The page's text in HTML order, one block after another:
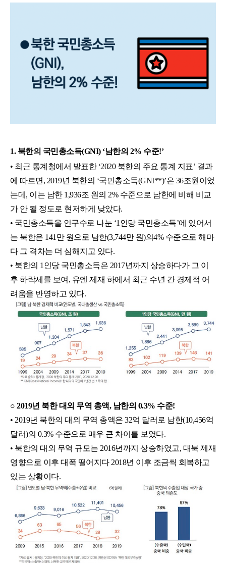
1. 북한의 국민총소득(GNI) ‘남한의 2% 수준!’
• 최근 통계청에서 발표한 ‘2020 북한의 주요 통계 지표’ 결과
에 따르면, 2019년 북한의 ‘국민총소득(GNI**)’은 36조원이었
는데, 이는 남한 1,936조 원의 2% 수준으로 남한에 비해 비교
가 안 될 정도로 현저하게 낮았다.
• 국민총소득을 인구수로 나눈 ‘1인당 국민총소득’에 있어서
는 북한은 141만 원으로 남한(3,744만 원)의4% 수준으로 해마
다 그 격차는 더 심해지고 있다.
• 북한의 1인당 국민총소득은 2017년까지 상승하다가 그 이
후 하락세를 보여, 유엔 제재 하에서 최근 수년 간 경제적 어
려움을 반영하고 있다.
○ 2019년 북한 대외 무역 총액, 남한의 0.3% 수준!
• 2019년 북한의 대외 무역 총액은 32억 달러로 남한(10,456억
달러)의 0.3% 수준으로 매우 큰 차이를 보였다.
• 북한의 대외 무역 규모는 2016년까지 상승하였고, 대북 제재
영향으로 이후 대폭 떨어지다 2018년 이후 조금씩 회복하고
있는 상황이다.